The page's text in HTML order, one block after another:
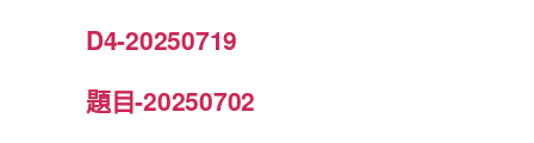
D4-20250719
題目-20250702